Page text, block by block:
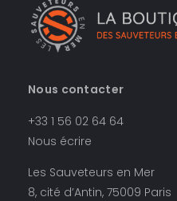
Nous contacter
+33 1 56 02 64 64
Nous écrire
Les Sauveteurs en Mer
8, cité d’Antin, 75009 Paris